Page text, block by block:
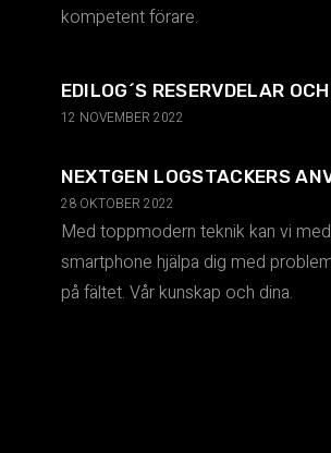
kompetent förare.
12 NOVEMBER 2022
28 OKTOBER 2022
Med toppmodern teknik kan vi
smartphone hjälpa dig med
på fältet. Vår kunskap och dina.